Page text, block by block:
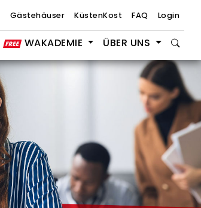
Gästehäuser KüstenKost FAQ Login
WAKADEMIE ÜBER UNS